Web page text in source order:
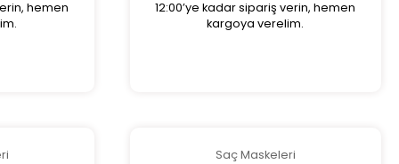
hemen
12:00’ye kadar sipariş verin, hemen
kargoya verelim.
Saç Maskeleri